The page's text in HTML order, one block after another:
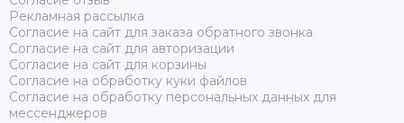
Рекламная рассылка
Согласие на сайт для заказа обратного звонка
Согласие на сайт для авторизации
Согласие на сайт для корзины
Согласие на обработку куки файлов
Согласие на обработку персональных данных для
мессенджеров